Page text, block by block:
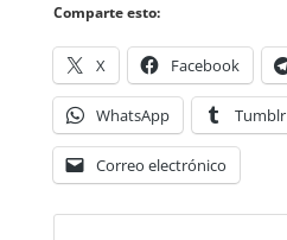
Comparte esto:
X Facebook
WhatsApp Tumblr
Correo electrónico